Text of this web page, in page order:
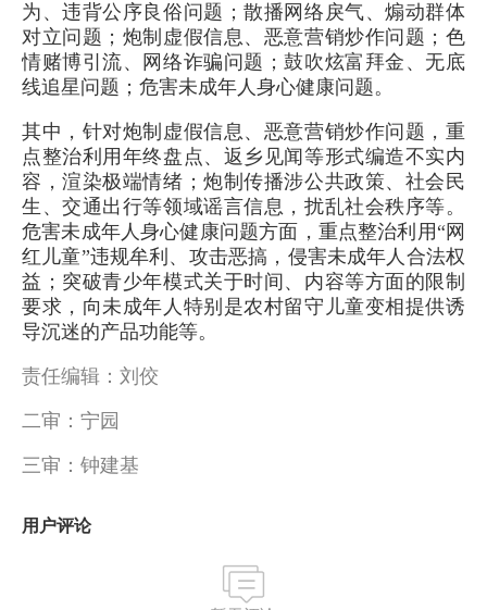
为、违背公序良俗问题；散播网络戾气、煽动群体
对立问题；炮制虚假信息、恶意营销炒作问题；色
情赌博引流、网络诈骗问题；鼓吹炫富拜金、无底
线追星问题；危害未成年人身心健康问题。
其中，针对炮制虚假信息、恶意营销炒作问题，重
点整治利用年终盘点、返乡见闻等形式编造不实内
容，渲染极端情绪；炮制传播涉公共政策、社会民
生、交通出行等领域谣言信息，扰乱社会秩序等。
危害未成年人身心健康问题方面，重点整治利用“网
红儿童”违规牟利、攻击恶搞，侵害未成年人合法权
益；突破青少年模式关于时间、内容等方面的限制
要求，向未成年人特别是农村留守儿童变相提供诱
导沉迷的产品功能等。
责任编辑：刘佼
二审：宁园
三审：钟建基
用户评论